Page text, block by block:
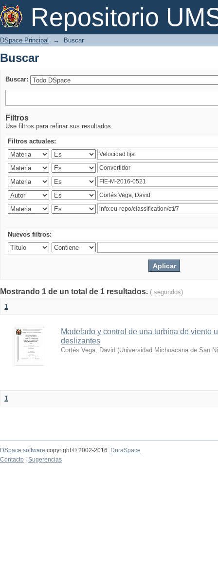
Repositorio
Buscar
DSpace Principal → Buscar
Buscar
Buscar:
Filtros
Use filtros para refinar sus resultados.
Filtros actuales:
Nuevos filtros:
Mostrando 1 de un total de 1 resultados. ( segundos)
1
Modelado y control de una turbina de viento
deslizantes
Cortés Vega, David (Universidad Michoacana de San
1
DSpace software copyright © 2002-2016
DuraSpace
Contacto
Sugerencias